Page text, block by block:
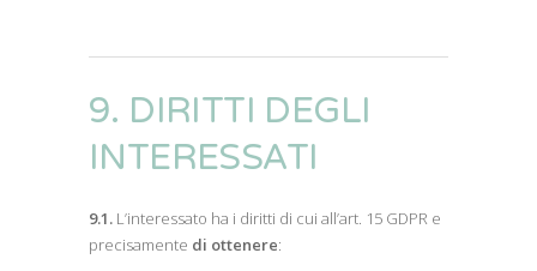
9. DIRITTI DEGLI
INTERESSATI
9.1. L’interessato ha i diritti di cui all’art. 15 GDPR e
precisamente di ottenere: